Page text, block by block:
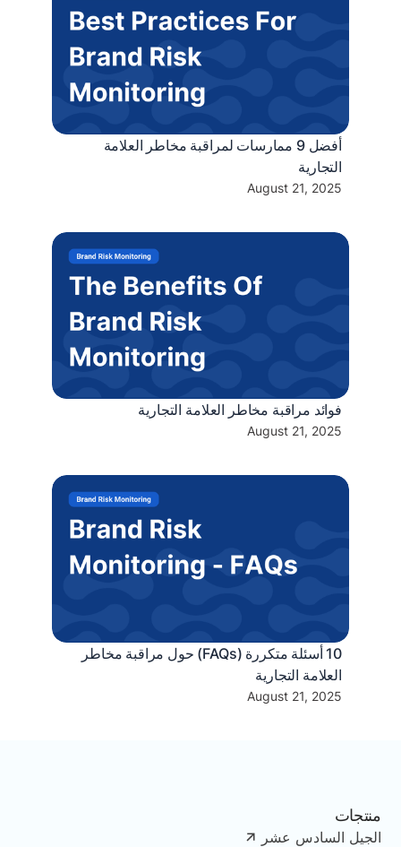
أفضل 9 ممارسات لمراقبة مخاطر العلامة
التجارية
August 21, 2025
فوائد مراقبة مخاطر العلامة التجارية
August 21, 2025
10 أسئلة متكررة (FAQs) حول مراقبة مخاطر
العلامة التجارية
August 21, 2025
منتجات
الجيل السادس عشر